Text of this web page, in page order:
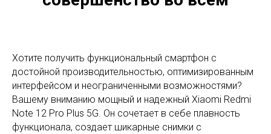
Хотите получить функциональный смартфон с
достойной производительностью, оптимизированным
интерфейсом и неограниченными возможностями?
Вашему вниманию мощный и надежный Xiaomi Redmi
Note 12 Pro Plus 5G. Он сочетает в себе плавность
функционала, создает шикарные снимки с